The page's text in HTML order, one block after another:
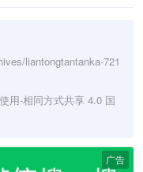
liantongtantanka-721
用-相同方式共享 4.0 国
广告